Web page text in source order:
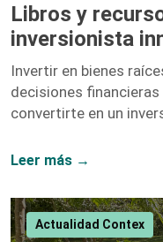
Libros y
inversionista
Invertir en bienes
decisiones
convertirte en un
proporcionarán las
recomendaciones
Millonario de Bienes
Leer más →
Actualidad Contex